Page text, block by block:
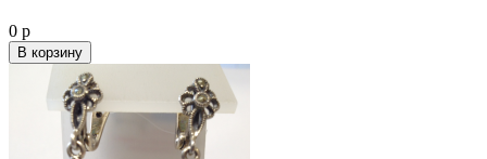
0 р
В корзину